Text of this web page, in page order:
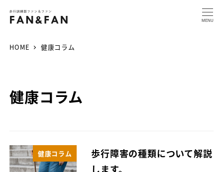
MENU
HOME 健康コラム
健康コラム
健康コラム
歩行障害の種類について解説
します。